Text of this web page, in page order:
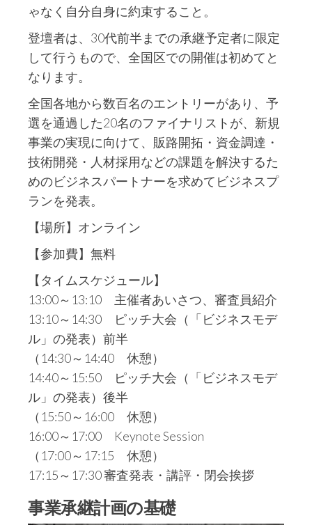
ゃなく自分自身に約束すること。
登壇者は、30代前半までの承継予定者に限定
して行うもので、全国区での開催は初めてと
なります。
全国各地から数百名のエントリーがあり、予
選を通過した20名のファイナリストが、新規
事業の実現に向けて、販路開拓・資金調達・
技術開発・人材採用などの課題を解決するた
めのビジネスパートナーを求めてビジネスプ
ランを発表。
【場所】オンライン
【参加費】無料
【タイムスケジュール】
13:00～13:10 主催者あいさつ、審査員紹介
13:10～14:30 ピッチ大会（「ビジネスモデ
ル」の発表）前半
（14:30～14:40 休憩）
14:40～15:50 ピッチ大会（「ビジネスモデ
ル」の発表）後半
（15:50～16:00 休憩）
16:00～17:00 Keynote Session
（17:00～17:15 休憩）
17:15～17:30 審査発表・講評・閉会挨拶
事業承継計画の基礎